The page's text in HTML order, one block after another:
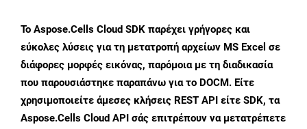
Το Aspose.Cells Cloud SDK παρέχει γρήγορες και
εύκολες λύσεις για τη μετατροπή αρχείων MS Excel σε
διάφορες μορφές εικόνας, παρόμοια με τη διαδικασία
που παρουσιάστηκε παραπάνω για το DOCM. Είτε
χρησιμοποιείτε άμεσες κλήσεις REST API είτε SDK, τα
Aspose.Cells Cloud API σάς επιτρέπουν να μετατρέπετε